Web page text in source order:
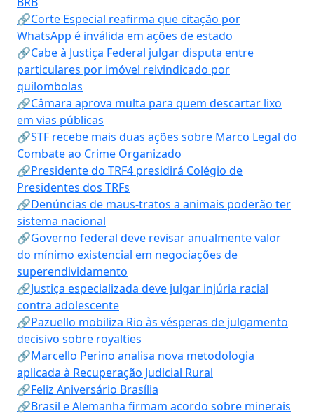
🔗Corte Especial reafirma que citação por
WhatsApp é inválida em ações de estado
🔗Cabe à Justiça Federal julgar disputa entre
particulares por imóvel reivindicado por
quilombolas
🔗Câmara aprova multa para quem descartar lixo
em vias públicas
🔗STF recebe mais duas ações sobre Marco Legal do
Combate ao Crime Organizado
🔗Presidente do TRF4 presidirá Colégio de
Presidentes dos TRFs
🔗Denúncias de maus-tratos a animais poderão ter
sistema nacional
🔗Governo federal deve revisar anualmente valor
do mínimo existencial em negociações de
superendividamento
🔗Justiça especializada deve julgar injúria racial
contra adolescente
🔗Pazuello mobiliza Rio às vésperas de julgamento
decisivo sobre royalties
🔗Marcello Perino analisa nova metodologia
aplicada à Recuperação Judicial Rural
🔗Feliz Aniversário Brasília
🔗Brasil e Alemanha firmam acordo sobre minerais